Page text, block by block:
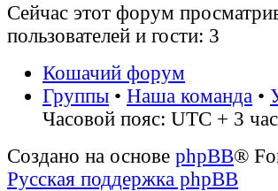
Сейчас этот форум
пользователей и гости: 3
Кошачий форум
Группы • Наша команда •
Часовой пояс: UTC + 3
Создано на основе phpBB®
Русская поддержка phpBB